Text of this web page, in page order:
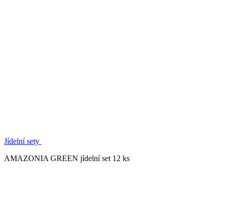
Jídelní sety
AMAZONIA GREEN jídelní set 12 ks